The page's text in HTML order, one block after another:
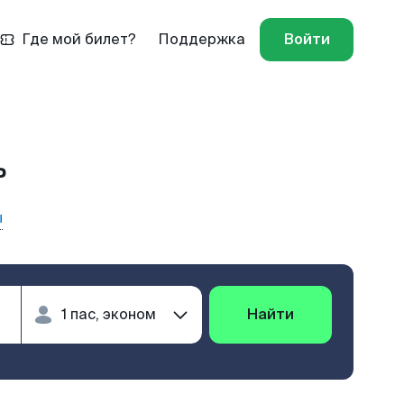
Где мой билет? Поддержка Войти
Найти